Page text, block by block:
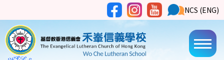
Social
Media
NCS
Button
NCS (ENG)
Main